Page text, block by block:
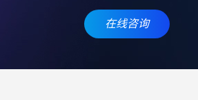
在线咨询